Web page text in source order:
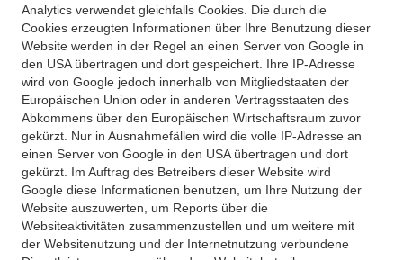
Analytics verwendet gleichfalls Cookies. Die durch die
Cookies erzeugten Informationen über Ihre Benutzung dieser
Website werden in der Regel an einen Server von Google in
den USA übertragen und dort gespeichert. Ihre IP-Adresse
wird von Google jedoch innerhalb von Mitgliedstaaten der
Europäischen Union oder in anderen Vertragsstaaten des
Abkommens über den Europäischen Wirtschaftsraum zuvor
gekürzt. Nur in Ausnahmefällen wird die volle IP-Adresse an
einen Server von Google in den USA übertragen und dort
gekürzt. Im Auftrag des Betreibers dieser Website wird
Google diese Informationen benutzen, um Ihre Nutzung der
Website auszuwerten, um Reports über die
Websiteaktivitäten zusammenzustellen und um weitere mit
der Websitenutzung und der Internetnutzung verbundene